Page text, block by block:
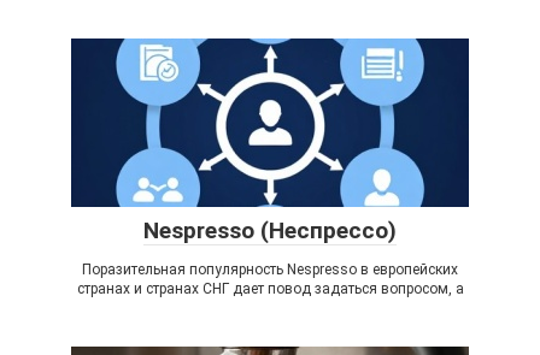
Nespresso (Неспрессо)
Поразительная популярность Nespresso в европейских
странах и странах СНГ дает повод задаться вопросом, а